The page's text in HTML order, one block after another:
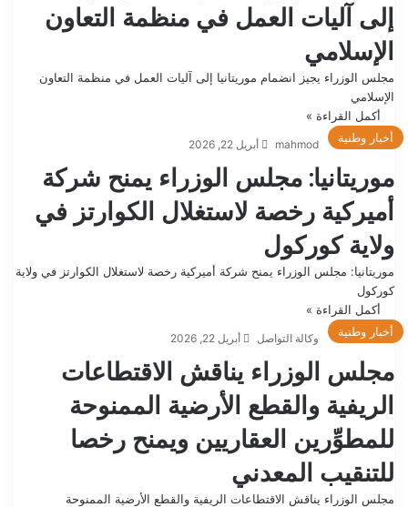
إلى آليات العمل في منظمة التعاون
الإسلامي
مجلس الوزراء يجيز انضمام موريتانيا إلى آليات العمل في منظمة التعاون
الإسلامي
أكمل القراءة »
أخبار وطنية
mahmod أبريل 22, 2026
موريتانيا: مجلس الوزراء يمنح شركة
أميركية رخصة لاستغلال الكوارتز في
ولاية كوركول
موريتانيا: مجلس الوزراء يمنح شركة أميركية رخصة لاستغلال الكوارتز في ولاية
كوركول
أكمل القراءة »
أخبار وطنية
وكالة التواصل أبريل 22, 2026
مجلس الوزراء يناقش الاقتطاعات
الريفية والقطع الأرضية الممنوحة
للمطوِّرين العقاريين ويمنح رخصا
للتنقيب المعدني
مجلس الوزراء يناقش الاقتطاعات الريفية والقطع الأرضية الممنوحة